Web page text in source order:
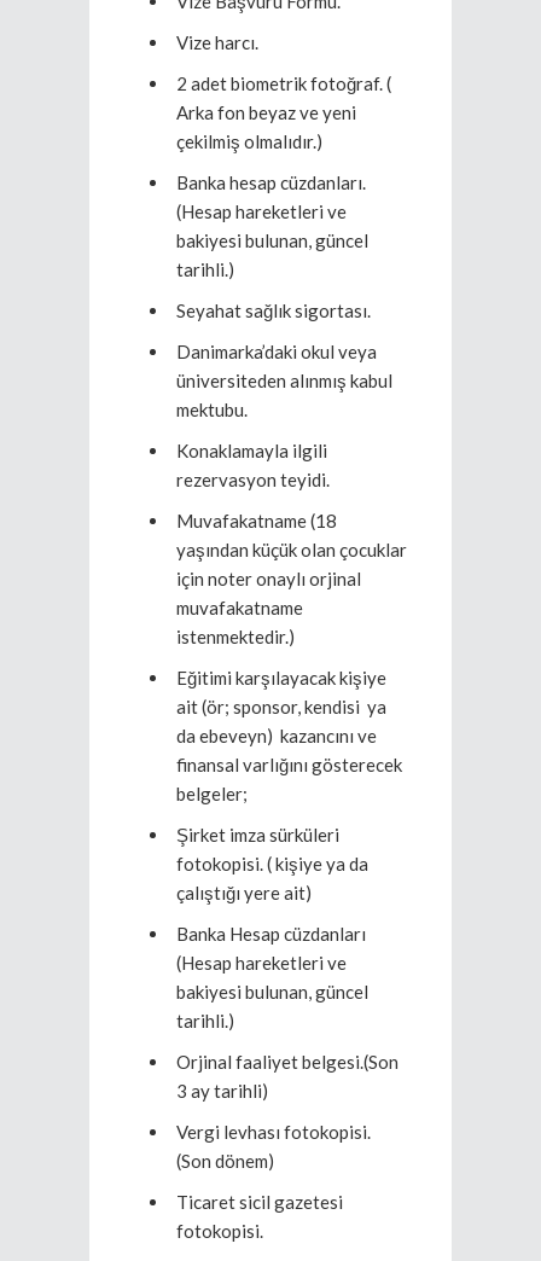
Vize harcı.
2 adet biometrik fotoğraf. (
Arka fon beyaz ve yeni
çekilmiş olmalıdır.)
Banka hesap cüzdanları.
(Hesap hareketleri ve
bakiyesi bulunan, güncel
tarihli.)
Seyahat sağlık sigortası.
Danimarka’daki okul veya
üniversiteden alınmış kabul
mektubu.
Konaklamayla ilgili
rezervasyon teyidi.
Muvafakatname (18
yaşından küçük olan çocuklar
için noter onaylı orjinal
muvafakatname
istenmektedir.)
Eğitimi karşılayacak kişiye
ait (ör; sponsor, kendisi ya
da ebeveyn) kazancını ve
finansal varlığını gösterecek
belgeler;
Şirket imza sürküleri
fotokopisi. ( kişiye ya da
çalıştığı yere ait)
Banka Hesap cüzdanları
(Hesap hareketleri ve
bakiyesi bulunan, güncel
tarihli.)
Orjinal faaliyet belgesi.(Son
3 ay tarihli)
Vergi levhası fotokopisi.
(Son dönem)
Ticaret sicil gazetesi
fotokopisi.